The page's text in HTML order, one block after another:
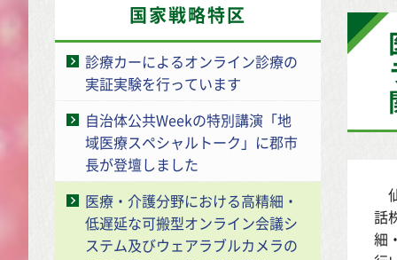
国家戦略特区
診療カーによるオンライン診療の
実証実験を行っています
自治体公共Weekの特別講演「地
域医療スペシャルトーク」に郡市
長が登壇しました
医療・介護分野における高精細・
低遅延な可搬型オンライン会議シ
ステム及びウェアラブルカメラの
話
細